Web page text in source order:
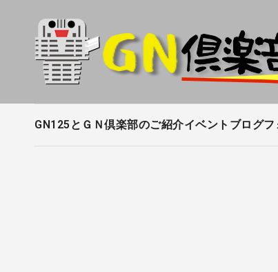
ッ
GN125とＧＮ倶楽部のご紹介イベントブログフ